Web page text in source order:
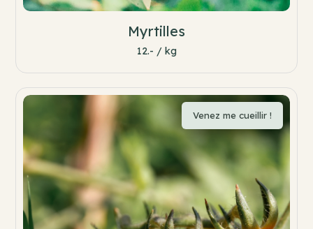
Myrtilles
12.- / kg
Venez me cueillir !